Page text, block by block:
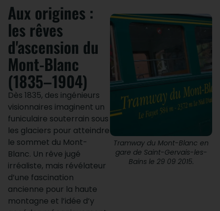
Tramway du Mont-Blanc en
gare de Saint-Gervais-les-
Bains le 29 09 2015.
Aux origines :
les rêves
d'ascension du
Mont-Blanc
(1835–1904)
Dès 1835, des ingénieurs
visionnaires imaginent un
funiculaire souterrain sous
les glaciers pour atteindre
le sommet du Mont-
Blanc. Un rêve jugé
irréaliste, mais révélateur
d’une fascination
ancienne pour la haute
montagne et l’idée d’y